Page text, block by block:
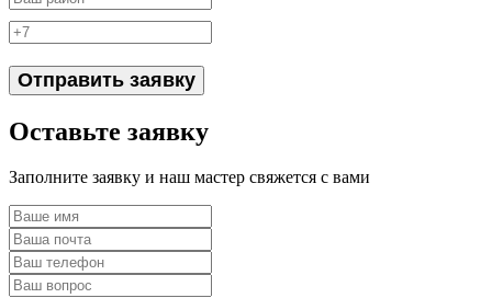
Отправить заявку
Оставьте заявку
Заполните заявку и наш мастер свяжется с вами